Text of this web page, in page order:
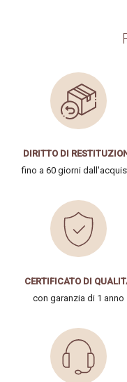
DIRITTO DI
fino a 60 giorni
CERTIFICATO DI
con garanzia di 1 anno